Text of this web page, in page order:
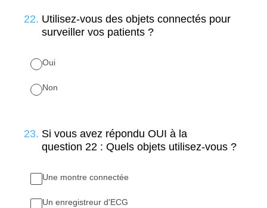
22. Utilisez-vous des objets connectés pour
surveiller vos patients ?
Oui
Non
23. Si vous avez répondu OUI à la
question 22 : Quels objets utilisez-vous ?
Une montre connectée
Un enregistreur d'ECG